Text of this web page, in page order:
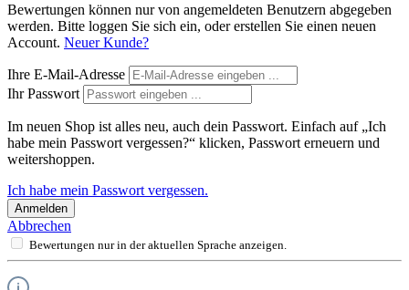
Bewertungen können nur von angemeldeten Benutzern abgegeben
werden. Bitte loggen Sie sich ein, oder erstellen Sie einen neuen
Account. Neuer Kunde?
Ihre E-Mail-Adresse
Ihr Passwort
Im neuen Shop ist alles neu, auch dein Passwort. Einfach auf „Ich
habe mein Passwort vergessen?“ klicken, Passwort erneuern und
weitershoppen.
Ich habe mein Passwort vergessen.
Anmelden
Abbrechen
Bewertungen nur in der aktuellen Sprache anzeigen.